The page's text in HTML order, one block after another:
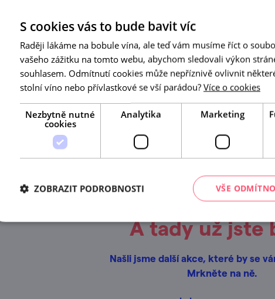
A tady už jste
Našli jsme další akce, které by se
Mrkněte na ně.
S cookies vás to bude bavit víc
Raději lákáme na bobule vína, ale teď vám musíme říct o
vašeho zážitku na tomto webu, abychom sledovali výkon
souhlasem. Odmítnutí cookies může nepříznivě ovlivnit
stolní víno nebo přívlastkové se vší parádou? Více o cookies
Nezbytně nutné
cookies
Analytika Marketing
VŠE
ZOBRAZIT PODROBNOSTI